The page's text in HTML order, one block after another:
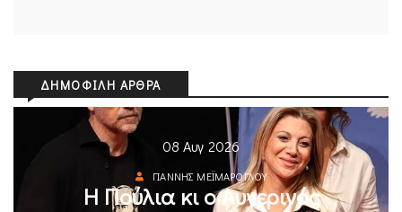
ΔΗΜΟΦΙΛΉ ΆΡΘΡΑ
08 Αυγ 2026
ΓΙΆΝΝΗΣ ΜΕΪΜΆΡΟΓΛΟΥ
Η Πούλια κι ο Αυγερινός